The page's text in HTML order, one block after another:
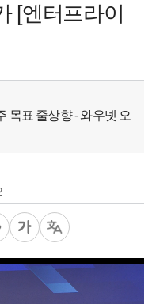
[엔터프라이
목표 줄상향 - 와우넷 오